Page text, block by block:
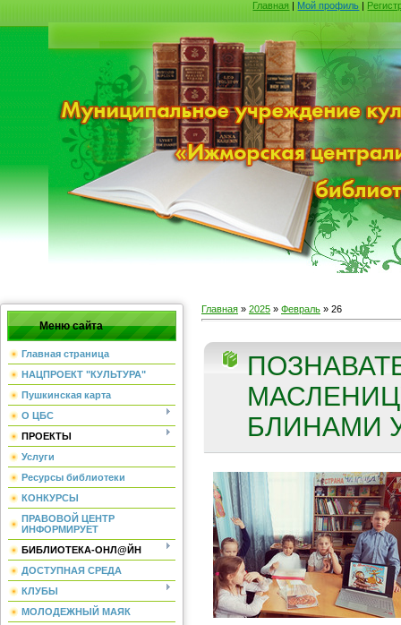
Главная | Мой профиль |
Меню сайта
Главная страница
НАЦПРОЕКТ "КУЛЬТУРА"
Пушкинская карта
О ЦБС
ПРОЕКТЫ
Услуги
Ресурсы библиотеки
КОНКУРСЫ
ПРАВОВОЙ ЦЕНТР
ИНФОРМИРУЕТ
БИБЛИОТЕКА-ОНЛ@ЙН
ДОСТУПНАЯ СРЕДА
КЛУБЫ
МОЛОДЕЖНЫЙ МАЯК
Главная » 2025 » Февраль » 26
БЛИНАМИ